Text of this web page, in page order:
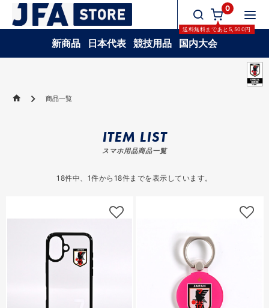
0
送料無料まであと 5,500円
新商品 日本代表 競技用品 国内大会
商品一覧
ITEM LIST
スマホ用品商品一覧
18件中、 1件から 18件までを表示しています。